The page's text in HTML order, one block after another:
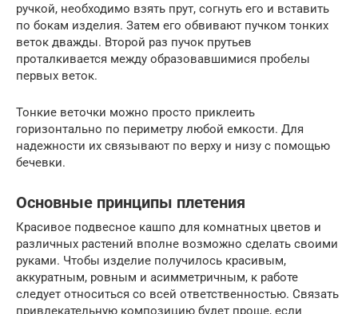
ручкой, необходимо взять прут, согнуть его и вставить
по бокам изделия. Затем его обвивают пучком тонких
веток дважды. Второй раз пучок прутьев
проталкивается между образовавшимися пробелы
первых веток.
Тонкие веточки можно просто приклеить
горизонтально по периметру любой емкости. Для
надежности их связывают по верху и низу с помощью
бечевки.
Основные принципы плетения
Красивое подвесное кашпо для комнатных цветов и
различных растений вполне возможно сделать своими
руками. Чтобы изделие получилось красивым,
аккуратным, ровным и асимметричным, к работе
следует относиться со всей ответственностью. Связать
привлекательную композицию будет проще, если